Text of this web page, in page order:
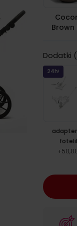
Brown
Dodatki
24h!
+